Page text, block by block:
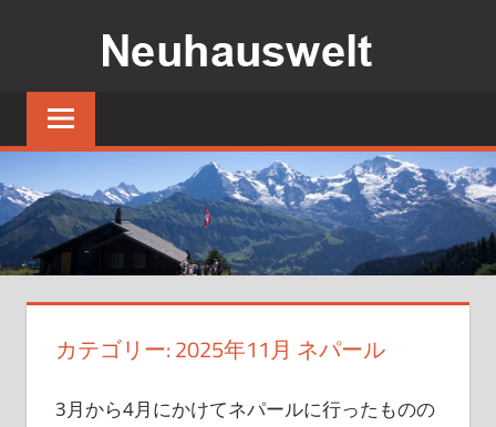
ツ
へ
ス
キ
ッ
ス
小
な
カテゴリー:2025年11月 ネパール
3月から4月にかけてネパールに行ったものの